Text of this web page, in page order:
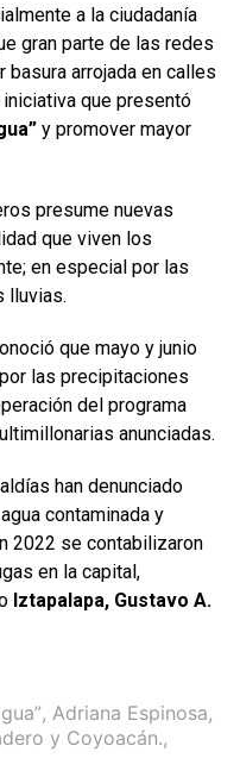
a la ciudadanía
gran parte de las redes
basura arrojada en calles
que presentó
y promover mayor
presume nuevas
que viven los
en especial por las
lluvias.
que mayo y junio
las precipitaciones
del programa
anunciadas.
han denunciado
contaminada y
2022 se contabilizaron
en la capital,
Iztapalapa, Gustavo A.
, Adriana Espinosa,
y Coyoacán.,